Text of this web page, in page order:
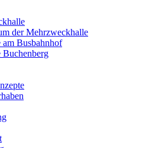
der Mehrzweckhalle
am Busbahnhof
Buchenberg